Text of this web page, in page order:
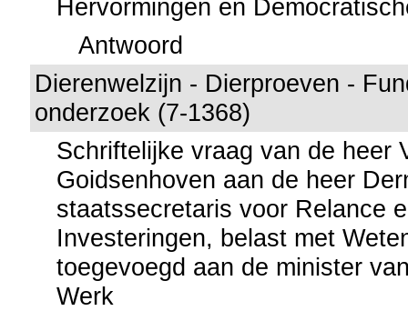
Hervormingen en
Antwoord
Dierenwelzijn - Dierproeven -
onderzoek (7-1368)
Schriftelijke vraag van de heer
Goidsenhoven aan de heer
staatssecretaris voor Relance
Investeringen, belast met
toegevoegd aan de minister
Werk